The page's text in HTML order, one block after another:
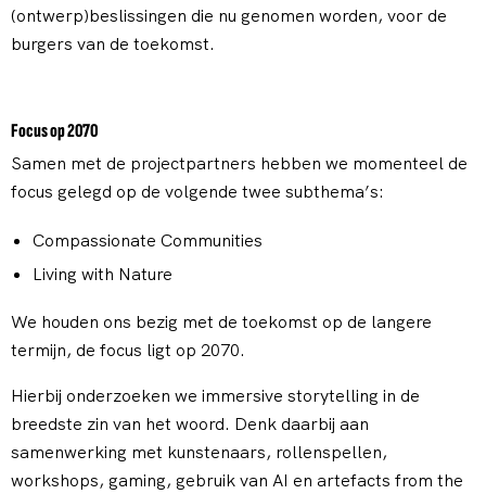
(ontwerp)beslissingen die nu genomen worden, voor de
burgers van de toekomst.
Focus op 2070
Samen met de projectpartners hebben we momenteel de
focus gelegd op de volgende twee subthema’s:
Compassionate Communities
Living with Nature
We houden ons bezig met de toekomst op de langere
termijn, de focus ligt op 2070.
Hierbij onderzoeken we immersive storytelling in de
breedste zin van het woord. Denk daarbij aan
samenwerking met kunstenaars, rollenspellen,
workshops, gaming, gebruik van AI en artefacts from the